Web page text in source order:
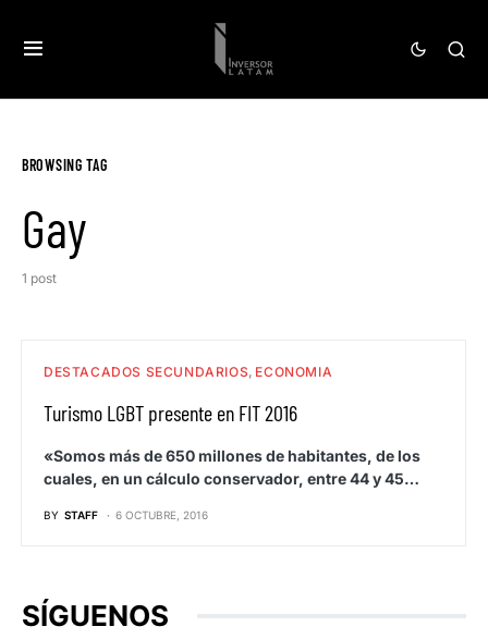
BROWSING TAG
Gay
1 post
DESTACADOS SECUNDARIOS ECONOMIA
Turismo LGBT presente en FIT 2016
«Somos más de 650 millones de habitantes, de los
cuales, en un cálculo conservador, entre 44 y 45…
BY STAFF 6 OCTUBRE, 2016
SÍGUENOS